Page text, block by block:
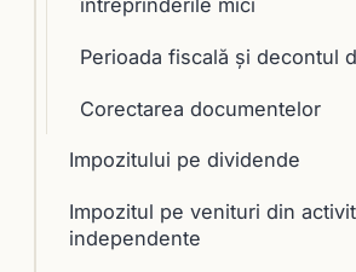
Perioada fiscală și decontul
Corectarea documentelor
Impozitului pe dividende
Impozitul pe venituri din
independente